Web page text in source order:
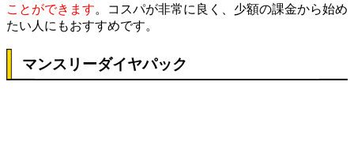
ことができます。コスパが非常に良く、少額の課金から始め
たい人にもおすすめです。
マンスリーダイヤパック